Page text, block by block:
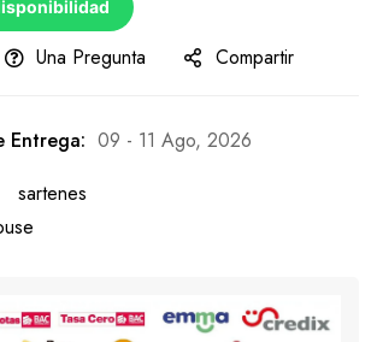
Una Pregunta Compartir
Entrega: 09 - 11 Ago, 2026
sartenes